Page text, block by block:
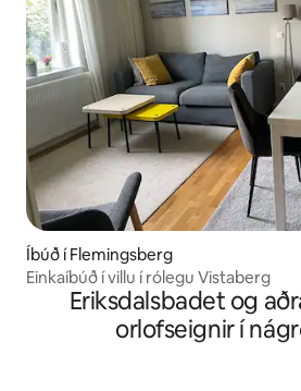
Íbúð í Flemingsberg
Einkaíbúð í villu í rólegu Vistaberg
Eriksdalsbadet og
orlofseignir í